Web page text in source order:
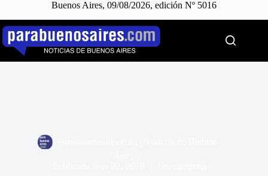
Buenos Aires, 09/08/2026, edición Nº 5016
Saltar
contenido